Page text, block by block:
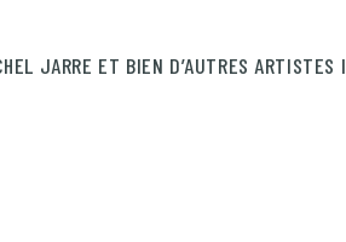
JARRE ET BIEN D’AUTRES ARTISTES